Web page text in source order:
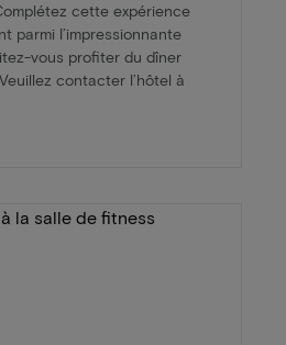
cette expérience
parmi l’impressionnante
vous profiter du dîner
contacter l’hôtel à